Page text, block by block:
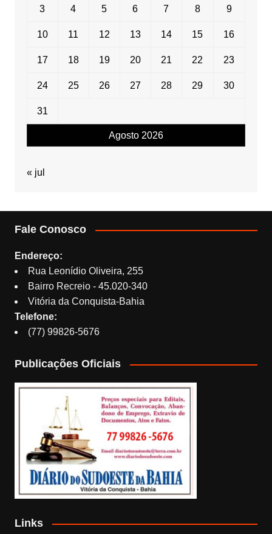
Agosto 2026
3 4 5 6 7 8 9
10 11 12 13 14 15 16
17 18 19 20 21 22 23
24 25 26 27 28 29 30
31
« jul
Fale Conosco
Endereço:
Rua Leonídio Oliveira, 255
Bairro Recreio - 45.020-340
Vitória da Conquista-Bahia
Telefone:
(77) 99826-5676
Publicações Oficiais
Links